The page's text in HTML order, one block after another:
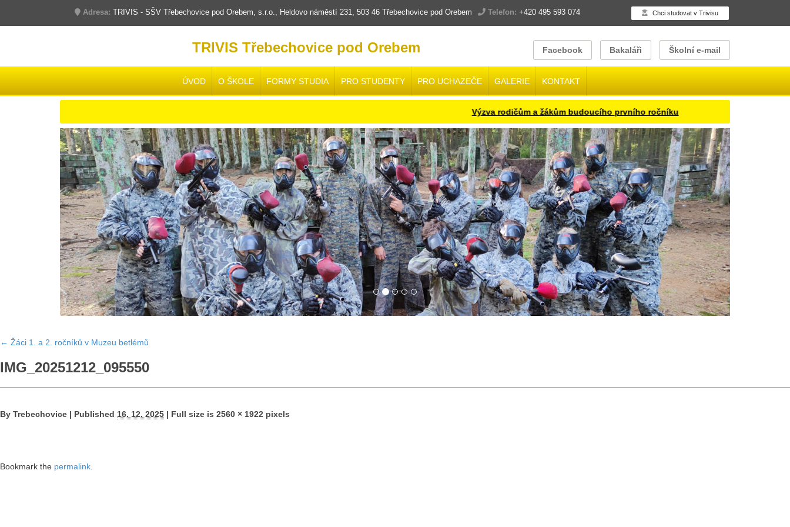
Adresa: TRIVIS - SŠV Třebechovice pod Orebem, s.r.o., Heldovo náměstí 231, 503 46 Třebechovice pod Orebem Telefon: +420 495 593 074 Chci studovat v Trivisu
TRIVIS Třebechovice pod Orebem Facebook Bakaláři Školní e-mail
ÚVOD O ŠKOLE FORMY STUDIA PRO STUDENTY PRO UCHAZEČE GALERIE KONTAKT
Výzva rodičům a žákům budoucího prvního ročníku
← Žáci 1. a 2. ročníků v Muzeu betlémů
IMG_20251212_095550
By Trebechovice | Published 16. 12. 2025 | Full size is 2560 × 1922 pixels
Bookmark the permalink